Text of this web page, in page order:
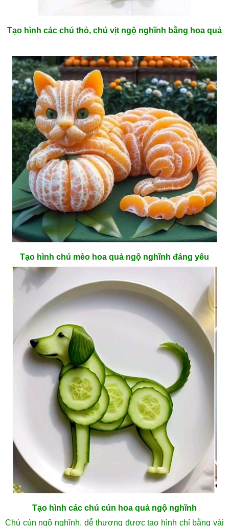
Tạo hình các chú thỏ, chú vịt ngộ nghĩnh bằng hoa quả
Tạo hình chú mèo hoa quả ngộ nghĩnh đáng yêu
Tạo hình các chú cún hoa quả ngộ nghĩnh
Chú cún ngộ nghĩnh, dễ thương được tạo hình chỉ bằng vài